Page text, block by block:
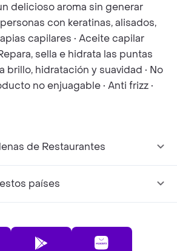
delicioso aroma sin generar
con keratinas, alisados,
capilares • Aceite capilar
sella e hidrata las puntas
brillo, hidratación y suavidad • No
no enjuagable • Anti frizz •
de Restaurantes
países